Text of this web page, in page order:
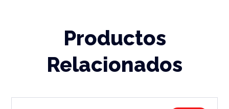
Productos
Relacionados